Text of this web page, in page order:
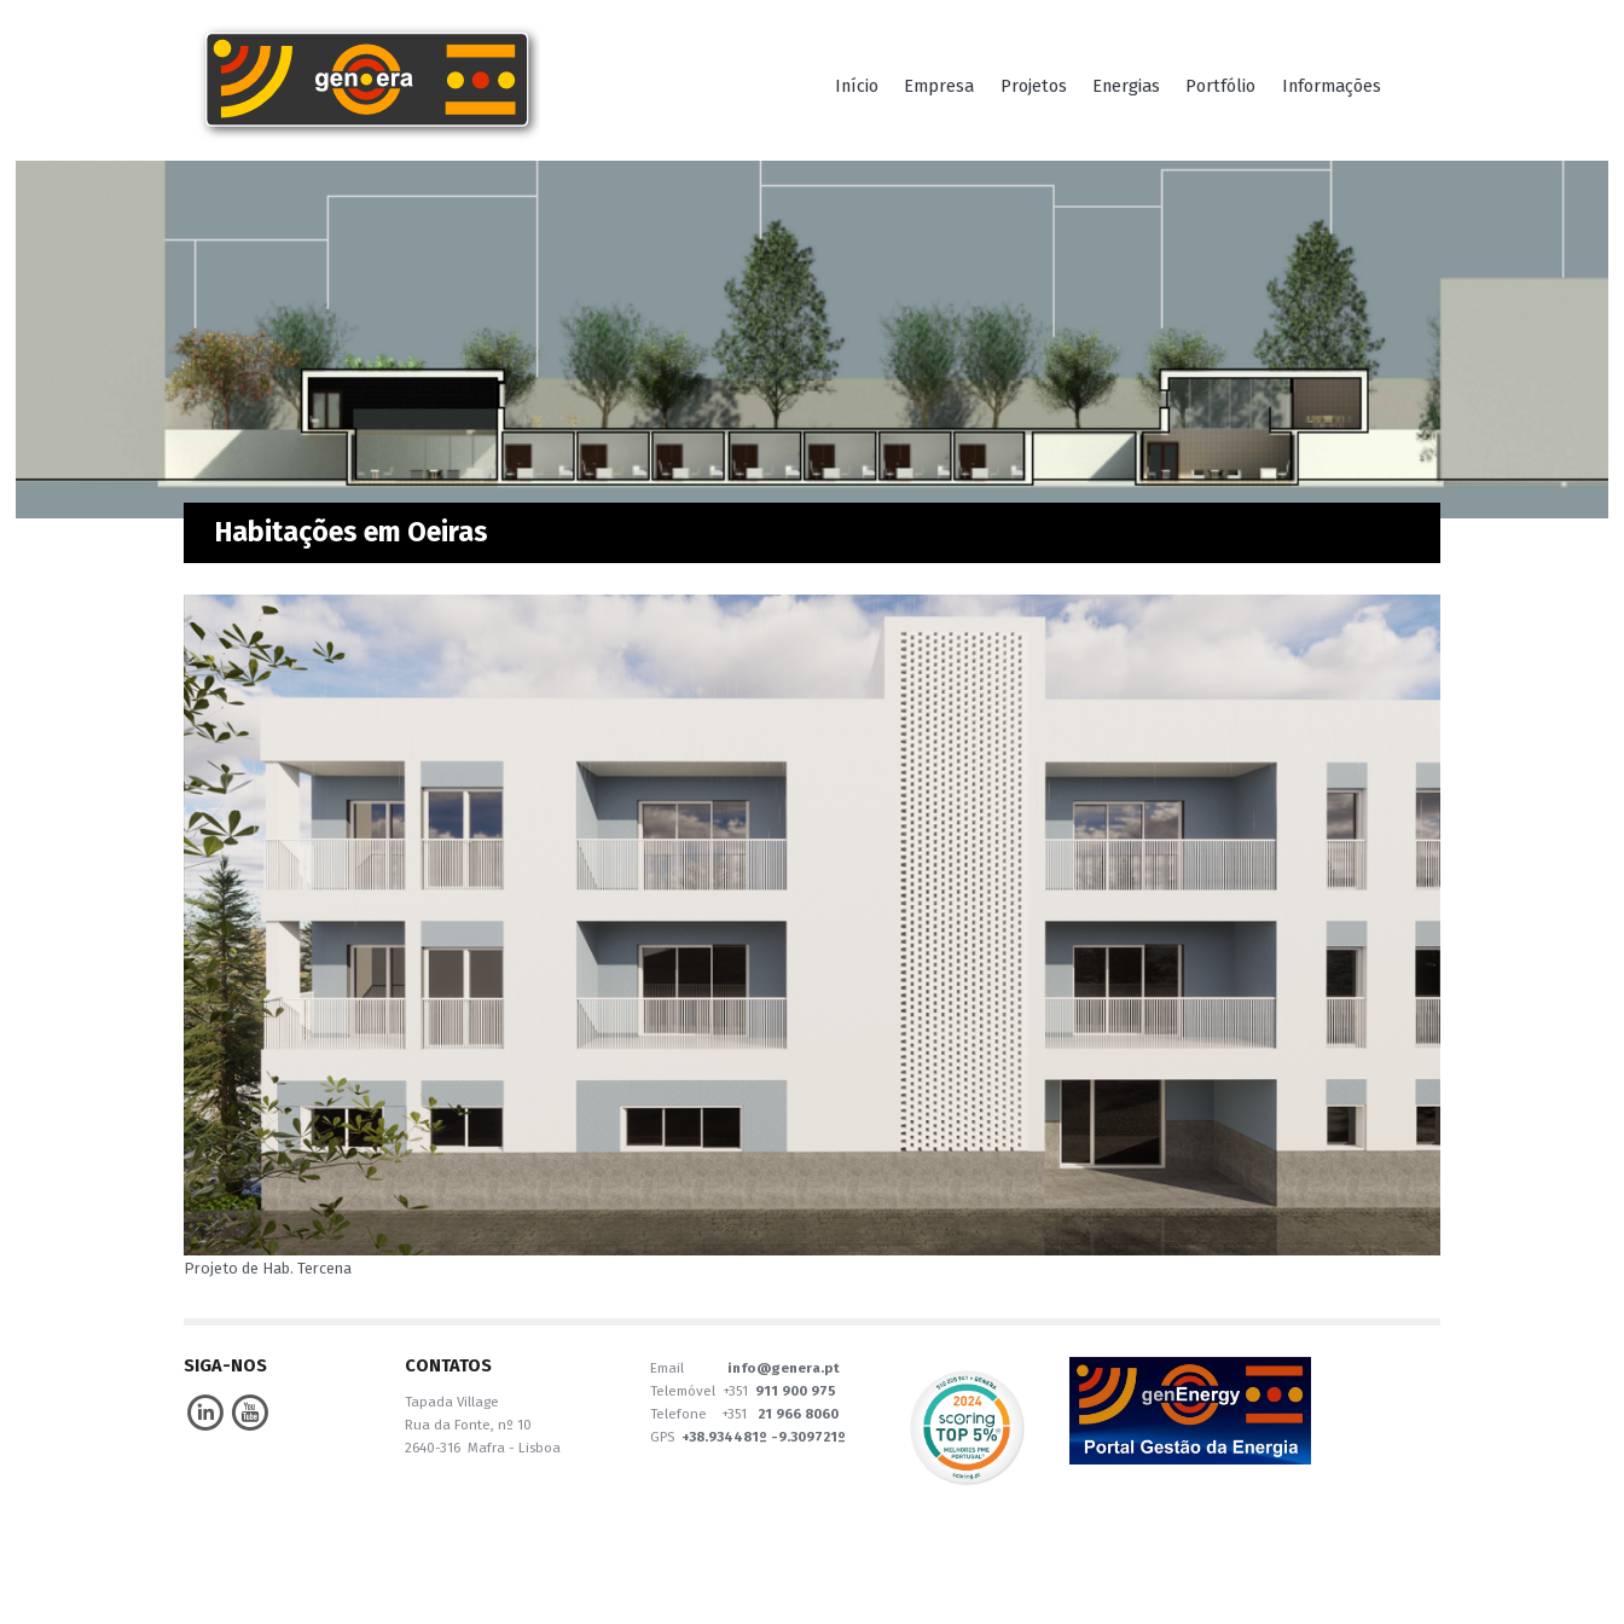
Início Empresa Projetos Energias Portfólio Informações
Habitações em Oeiras
Projeto de Hab. Tercena
SIGA-NOS CONTATOS
Tapada Village
Rua da Fonte, nº 10
2640-316 Mafra - Lisboa
Email info@genera.pt
Telemóvel +351 911 900 975
Telefone +351 21 966 8060
GPS +38.934481º -9.309721º